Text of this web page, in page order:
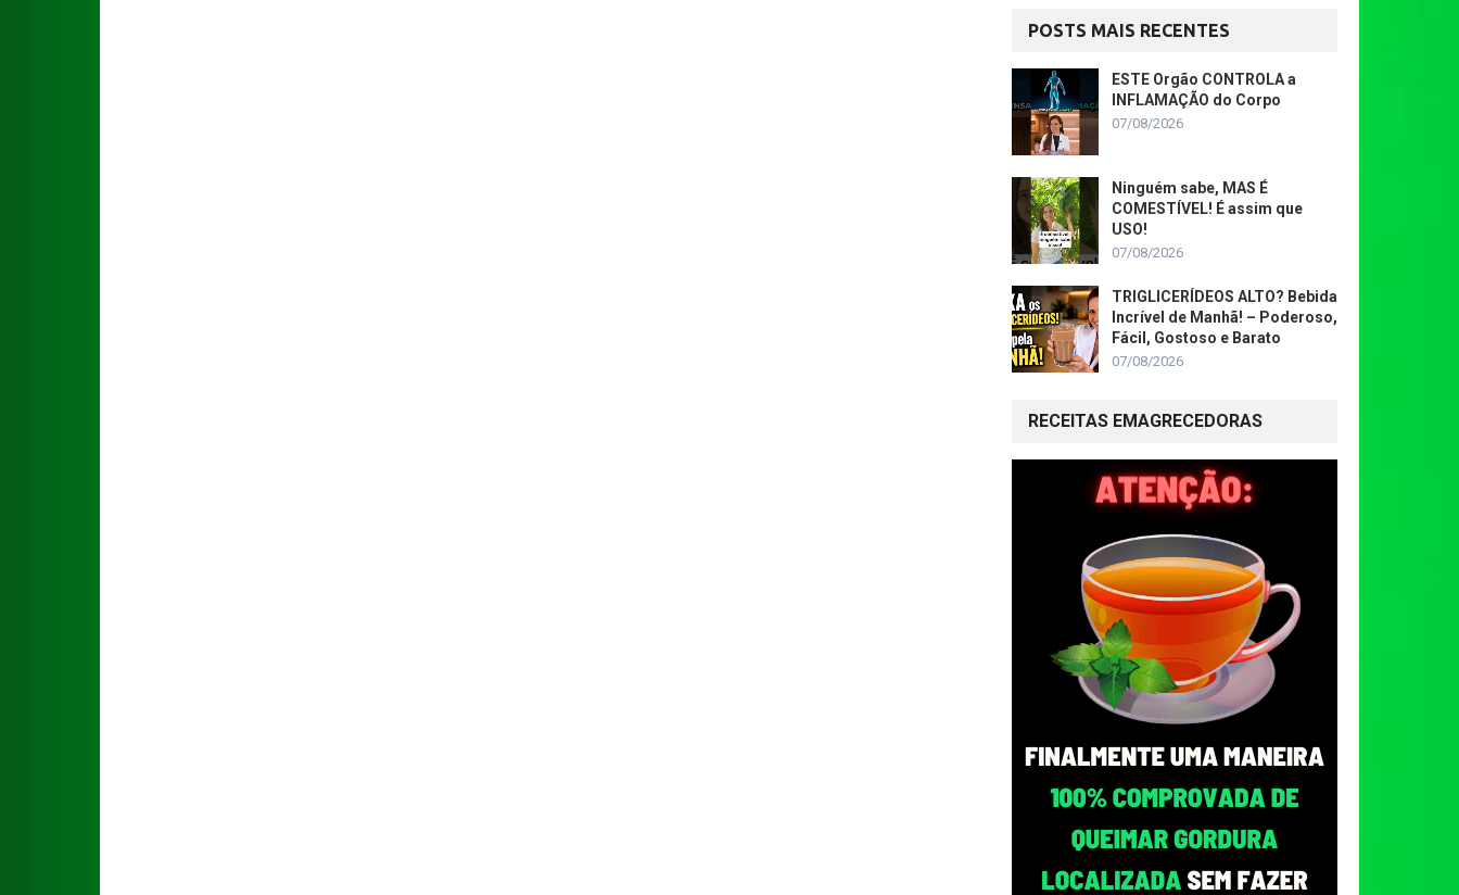
POSTS MAIS RECENTES
ESTE Orgão CONTROLA a
INFLAMAÇÃO do Corpo
07/08/2026
Ninguém sabe, MAS É
COMESTÍVEL! É assim que
USO!
07/08/2026
TRIGLICERÍDEOS ALTO? Bebida
Incrível de Manhã! – Poderoso,
Fácil, Gostoso e Barato
07/08/2026
RECEITAS EMAGRECEDORAS